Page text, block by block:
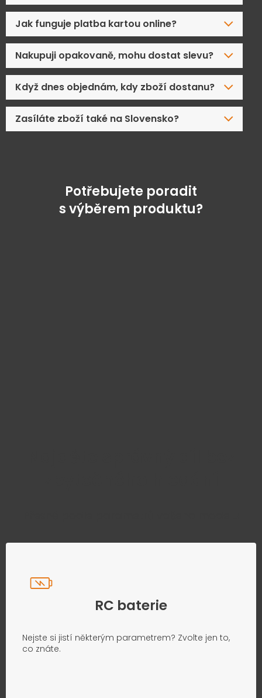
Jak funguje platba kartou online?
Nakupuji opakovaně, mohu dostat slevu?
Když dnes objednám, kdy zboží dostanu?
Zasíláte zboží také na Slovensko?
Potřebujete poradit
s výběrem produktu?
RC baterie
Nejste si jistí některým parametrem? Zvolte jen to,
co znáte.